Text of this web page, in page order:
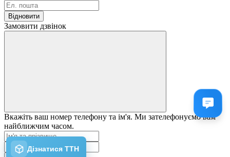
Відновити
Замовити дзвінок
Вкажіть ваш номер телефону та ім'я. Ми зателефонуємо вам
найближчим часом.